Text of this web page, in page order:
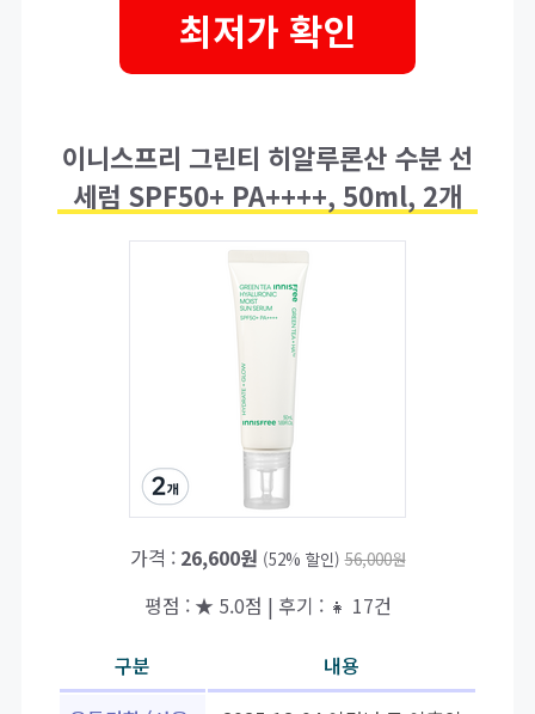
최저가 확인
이니스프리 그린티 히알루론산 수분 선
세럼 SPF50+ PA++++, 50ml, 2개
가격 : 26,600원 (52% 할인) 56,000원
평점 : ★ 5.0점 | 후기 : 👧 17건
구분
내용